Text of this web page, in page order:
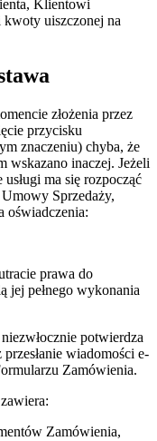
Klientowi
kwoty uiszczonej na
złożenia przez
przycisku
znaczeniu) chyba, że
wskazano inaczej. Jeżeli
ma się rozpocząć
Sprzedaży,
oświadczenia:
prawa do
jej pełnego wykonania
potwierdza
wiadomości e-
Zamówienia.
Zamówienia,